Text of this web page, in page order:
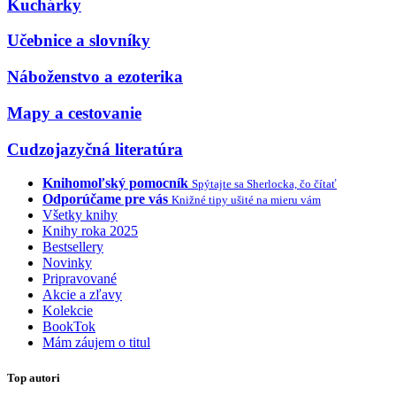
Kuchárky
Učebnice a slovníky
Náboženstvo a ezoterika
Mapy a cestovanie
Cudzojazyčná literatúra
Knihomoľský pomocník Spýtajte sa Sherlocka, čo čítať
Odporúčame pre vás Knižné tipy ušité na mieru vám
Všetky knihy
Knihy roka 2025
Bestsellery
Novinky
Pripravované
Akcie a zľavy
Kolekcie
BookTok
Mám záujem o titul
Top autori